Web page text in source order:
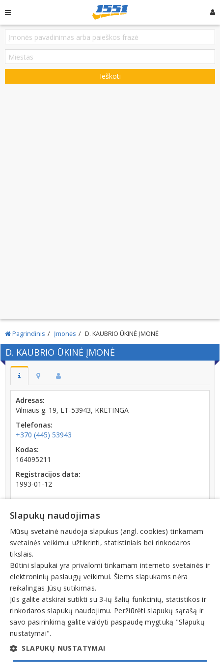
Ieškoti
Pagrindinis Įmonės D. KAUBRIO ŪKINĖ ĮMONĖ
D. KAUBRIO ŪKINĖ ĮMONĖ
Adresas:
Vilniaus g. 19, LT-53943, KRETINGA
Telefonas:
+370 (445) 53943
Kodas:
164095211
Registracijos data:
1993-01-12
Teisinis statusas: išregistruotas (nuo 2024-01-30)
Veiklos sritys
Buitinė technika
Buitinės technikos remontas
Kavinių, barų, restoranų įranga
Šaldymo įranga, įrengimas
Slapukų naudojimas
Mūsų svetainė naudoja slapukus (angl. cookies) tinkamam
svetainės veikimui užtikrinti, statistiniais bei rinkodaros
tikslais.
Būtini slapukai yra privalomi tinkamam interneto svetainės ir
elektroninių paslaugų veikimui. Šiems slapukams nėra
reikalingas Jūsų sutikimas.
Jūs galite atskirai sutikti su 3-ių šalių funkcinių, statistikos ir
rinkodaros slapukų naudojimu. Peržiūrėti slapukų sąrašą ir
savo pasirinkimą galite valdyti paspaudę mygtuką "Slapukų
nustatymai".
SLAPUKŲ NUSTATYMAI